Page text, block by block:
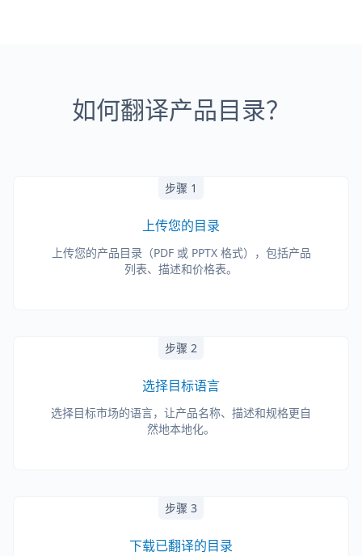
如何翻译产品目录？
步骤 1
上传您的目录
上传您的产品目录（PDF 或 PPTX 格式），包括产品
列表、描述和价格表。
步骤 2
选择目标语言
选择目标市场的语言，让产品名称、描述和规格更自
然地本地化。
步骤 3
下载已翻译的目录